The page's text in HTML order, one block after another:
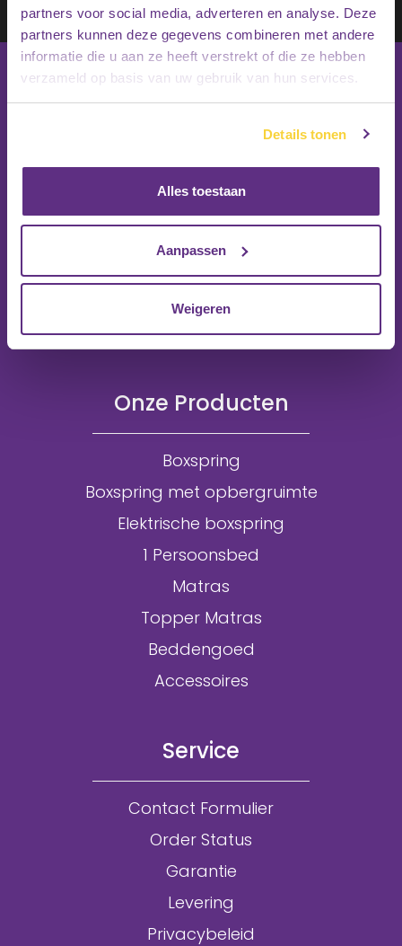
partners voor social media, adverteren en analyse. Deze
partners kunnen deze gegevens combineren met andere
informatie die u aan ze heeft verstrekt of die ze hebben
verzameld op basis van uw gebruik van hun services.
Details tonen
Alles toestaan
Aanpassen
Weigeren
Inschrijven
Onze Producten
Boxspring
Boxspring met opbergruimte
Elektrische boxspring
1 Persoonsbed
Matras
Topper Matras
Beddengoed
Accessoires
Service
Contact Formulier
Order Status
Garantie
Levering
Privacybeleid